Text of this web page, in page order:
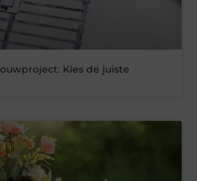
Kies de juiste